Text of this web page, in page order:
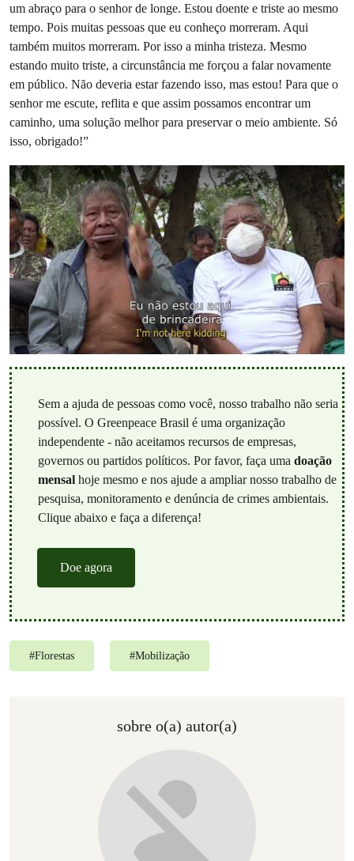
um abraço para o senhor de longe. Estou doente e triste ao mesmo
tempo. Pois muitas pessoas que eu conheço morreram. Aqui
também muitos morreram. Por isso a minha tristeza. Mesmo
estando muito triste, a circunstância me forçou a falar novamente
em público. Não deveria estar fazendo isso, mas estou! Para que o
senhor me escute, reflita e que assim possamos encontrar um
caminho, uma solução melhor para preservar o meio ambiente. Só
isso, obrigado!”
Sem a ajuda de pessoas como você, nosso trabalho não seria
possível. O Greenpeace Brasil é uma organização
independente - não aceitamos recursos de empresas,
governos ou partidos políticos. Por favor, faça uma doação
mensalhoje mesmo e nos ajude a ampliar nosso trabalho de
pesquisa, monitoramento e denúncia de crimes ambientais.
Clique abaixo e faça a diferença!
Doe agora
#Florestas #Mobilização
sobre o(a) autor(a)